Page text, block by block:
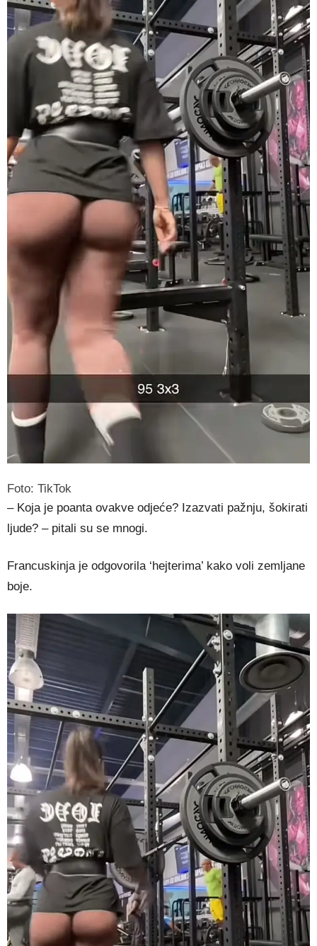
Foto: TikTok
– Koja je poanta ovakve odjeće? Izazvati pažnju, šokirati
ljude? – pitali su se mnogi.
Francuskinja je odgovorila ‘hejterima’ kako voli zemljane
boje.